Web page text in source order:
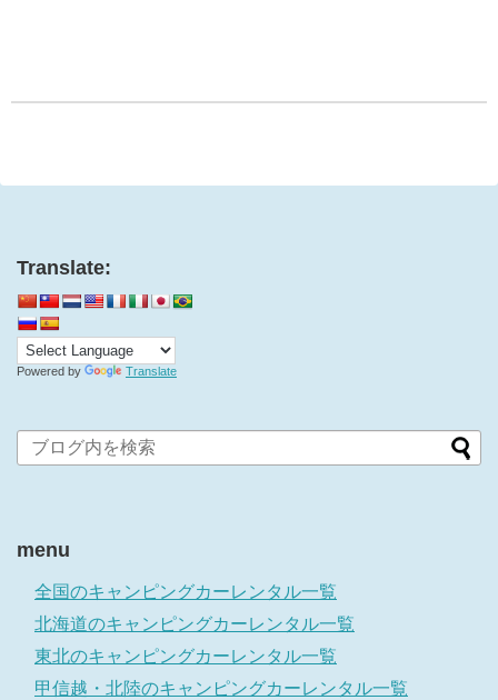
Translate:
Powered by Translate
menu
全国のキャンピングカーレンタル一覧
北海道のキャンピングカーレンタル一覧
東北のキャンピングカーレンタル一覧
甲信越・北陸のキャンピングカーレンタル一覧